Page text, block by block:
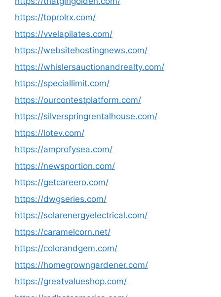
https://toprolrx.com/
https://vvelapilates.com/
https://websitehostingnews.com/
https://whislersauctionandrealty.com/
https://speciallimit.com/
https://ourcontestplatform.com/
https://silverspringrentalhouse.com/
https://lotev.com/
https://amprofysea.com/
https://newsportion.com/
https://getcareero.com/
https://dwgseries.com/
https://solarenergyelectrical.com/
https://caramelcorn.net/
https://colorandgem.com/
https://homegrowngardener.com/
https://greatvalueshop.com/